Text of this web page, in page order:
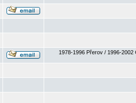
1978-1996 Přerov / 1996-2002